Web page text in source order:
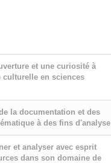
et une curiosité à
culturelle en sciences
la documentation et des
à des fins d'analyse
et analyser avec esprit
dans son domaine de